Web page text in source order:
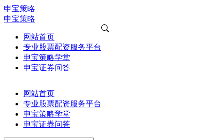
申宝策略
申宝策略
网站首页
专业股票配资服务平台
申宝策略学堂
申宝证券问答
网站首页
专业股票配资服务平台
申宝策略学堂
申宝证券问答